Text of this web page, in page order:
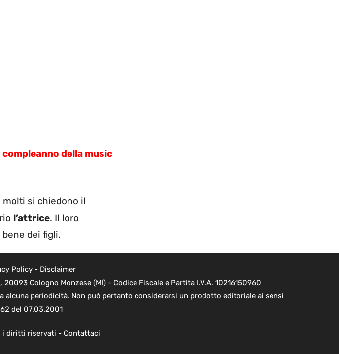
compleanno della music
molti si chiedono il
l’attrice. Il loro
dei figli.
Policy- Disclaimer
Cologno Monzese (MI) - Codice Fiscale e Partita I.V.A. 10216150960
periodicità. Non può pertanto considerarsi un prodotto editoriale ai sensi
del 07.03.2001
i diritti riservati - Contattaci